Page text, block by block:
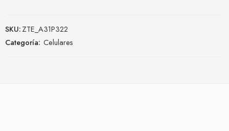
SKU:ZTE_A31P322
Categoría: Celulares